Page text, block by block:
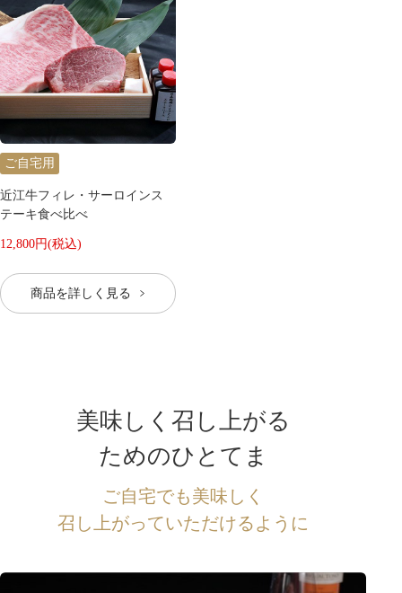
ご自宅用
近江牛フィレ・サーロインス
テーキ食べ比べ
12,800円(税込)
商品を詳しく見る
美味しく召し上がる
ためのひとてま
ご自宅でも美味しく
召し上がっていただけるように